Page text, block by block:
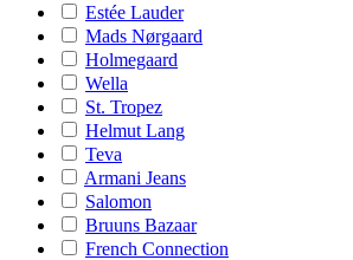
Estée Lauder
Mads Nørgaard
Holmegaard
Wella
St. Tropez
Helmut Lang
Teva
Armani Jeans
Salomon
Bruuns Bazaar
French Connection